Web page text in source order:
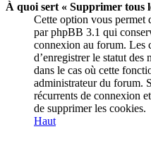
À quoi sert « Supprimer tous
Cette option vous permet
par phpBB 3.1 qui
connexion au forum. Les
d’enregistrer le statut des
dans le cas où cette
administrateur du forum.
récurrents de connexion
de supprimer les cookies.
Haut